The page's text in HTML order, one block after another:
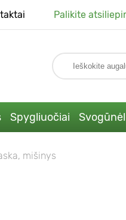
Palikite
Spygliuočiai
mišinys